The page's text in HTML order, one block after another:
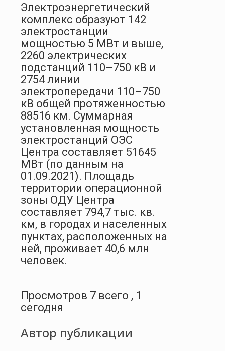
Электроэнергетический
комплекс образуют 142
электростанции
мощностью 5 МВт и выше,
2260 электрических
подстанций 110–750 кВ и
2754 линии
электропередачи 110–750
кВ общей протяженностью
88516 км. Суммарная
установленная мощность
электростанций ОЭС
Центра составляет 51645
МВт (по данным на
01.09.2021). Площадь
территории операционной
зоны ОДУ Центра
составляет 794,7 тыс. кв.
км, в городах и населенных
пунктах, расположенных на
ней, проживает 40,6 млн
человек.
Просмотров 7 всего , 1
сегодня
Автор публикации